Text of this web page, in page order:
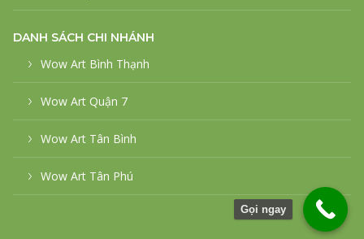
DANH SÁCH CHI NHÁNH
Wow Art Bình Thạnh
Wow Art Quận 7
Wow Art Tân Bình
Wow Art Tân Phú
Gọi ngay